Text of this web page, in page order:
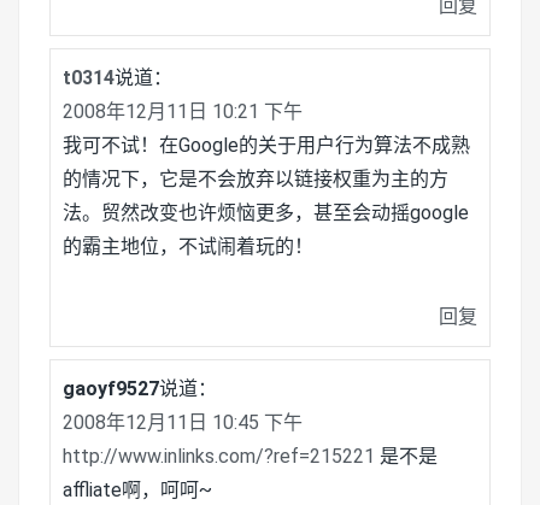
回复
t0314说道：
2008年12月11日 10:21 下午
我可不试！在Google的关于用户行为算法不成熟
的情况下，它是不会放弃以链接权重为主的方
法。贸然改变也许烦恼更多，甚至会动摇google
的霸主地位，不试闹着玩的！
回复
gaoyf9527说道：
2008年12月11日 10:45 下午
http://www.inlinks.com/?ref=215221 是不是
affliate啊，呵呵~